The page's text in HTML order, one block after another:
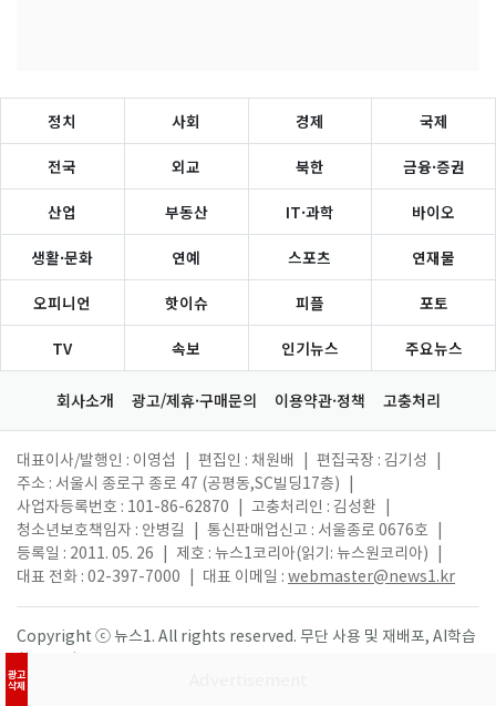
광고
삭제
정치 사회 경제 국제
전국 외교 북한 금융·증권
산업 부동산 IT·과학 바이오
생활·문화 연예 스포츠 연재물
오피니언 핫이슈 피플 포토
TV 속보 인기뉴스 주요뉴스
회사소개 광고/제휴·구매문의 이용약관·정책 고충처리
대표이사/발행인 : 이영섭 편집인 : 채원배 편집국장 : 김기성
주소 : 서울시 종로구 종로 47 (공평동,SC빌딩17층)
사업자등록번호 : 101-86-62870
고충처리인 : 김성환
청소년보호책임자 : 안병길
통신판매업신고 : 서울종로 0676호
등록일 : 2011. 05. 26
제호 : 뉴스1코리아(읽기: 뉴스원코리아)
대표 전화 : 02-397-7000
대표 이메일 : webmaster@news1.kr
Copyright ⓒ 뉴스1. All rights reserved. 무단 사용 및 재배포, AI학습